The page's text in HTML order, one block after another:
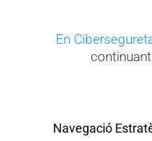
En
Navegació